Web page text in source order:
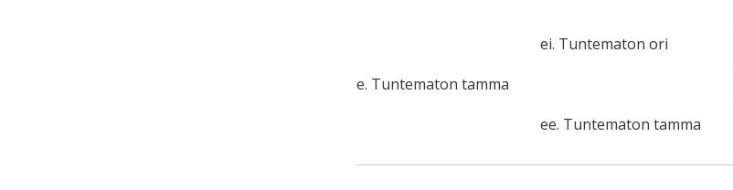
e. Tuntematon tamma
ei. Tuntematon ori
ee. Tuntematon tamma